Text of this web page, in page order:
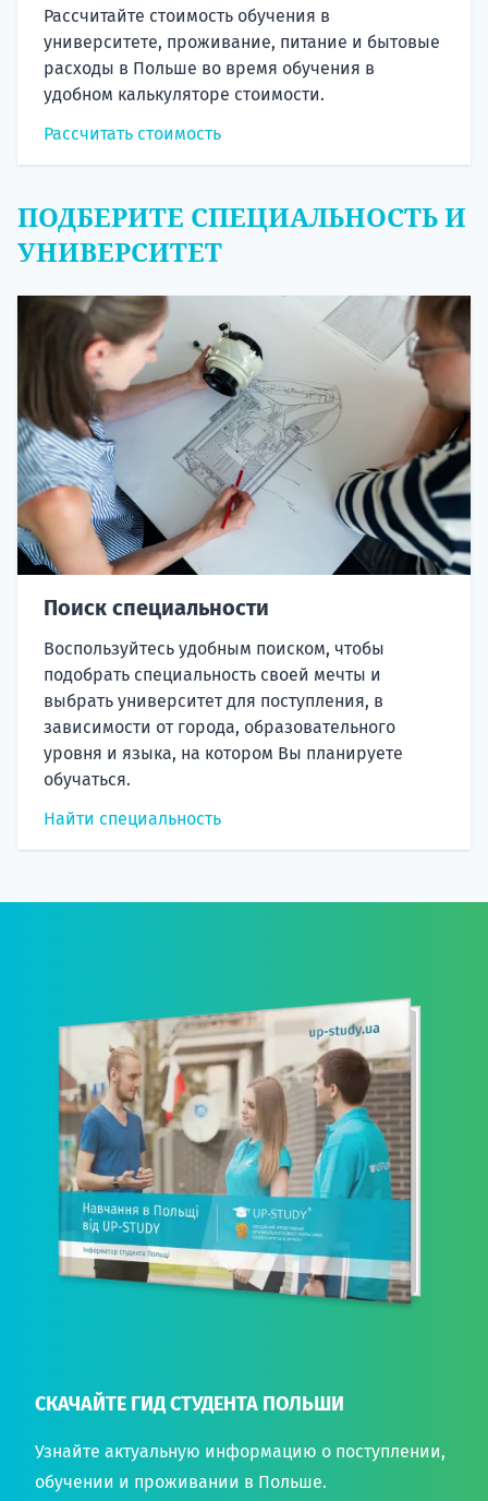
Рассчитайте стоимость обучения в
университете, проживание, питание и бытовые
расходы в Польше во время обучения в
удобном калькуляторе стоимости.
Рассчитать стоимость
ПОДБЕРИТЕ СПЕЦИАЛЬНОСТЬ И
УНИВЕРСИТЕТ
Поиск специальности
Воспользуйтесь удобным поиском, чтобы
подобрать специальность своей мечты и
выбрать университет для поступления, в
зависимости от города, образовательного
уровня и языка, на котором Вы планируете
обучаться.
Найти специальность
СКАЧАЙТЕ ГИД СТУДЕНТА ПОЛЬШИ
Узнайте актуальную информацию о поступлении,
обучении и проживании в Польше.